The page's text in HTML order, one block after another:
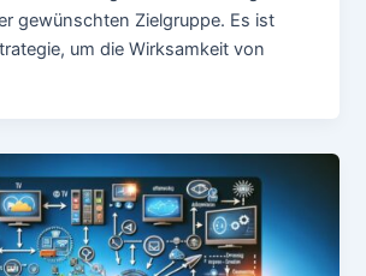
gewünschten Zielgruppe. Es ist
um die Wirksamkeit von